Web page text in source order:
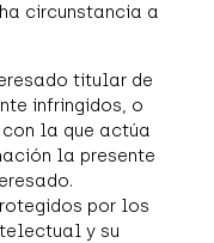
circunstancia a
titular de
infringidos, o
la que actúa
la presente
por los
y su